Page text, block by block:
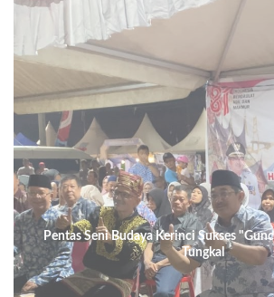
Pentas Seni Budaya Kerinci Sukses
Tungkal